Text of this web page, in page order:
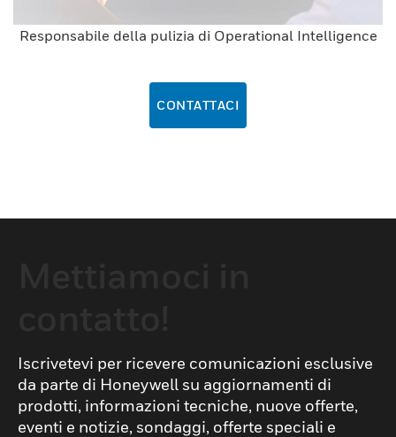
Responsabile della pulizia di Operational Intelligence
CONTATTACI
Iscrivetevi per ricevere comunicazioni esclusive
da parte di Honeywell su aggiornamenti di
prodotti, informazioni tecniche, nuove offerte,
eventi e notizie, sondaggi, offerte speciali e